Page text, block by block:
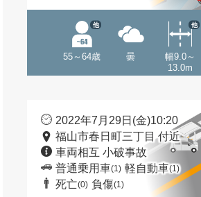
55～64歳
他
曇
幅9.0～
13.0m
他
2022年7月29日(金)10:20
福山市春日町三丁目 付近
車両相互 小破事故
普通乗用車(1) 軽自動車(1)
死亡(0) 負傷(1)